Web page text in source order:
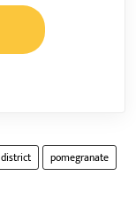
district
pomegranate